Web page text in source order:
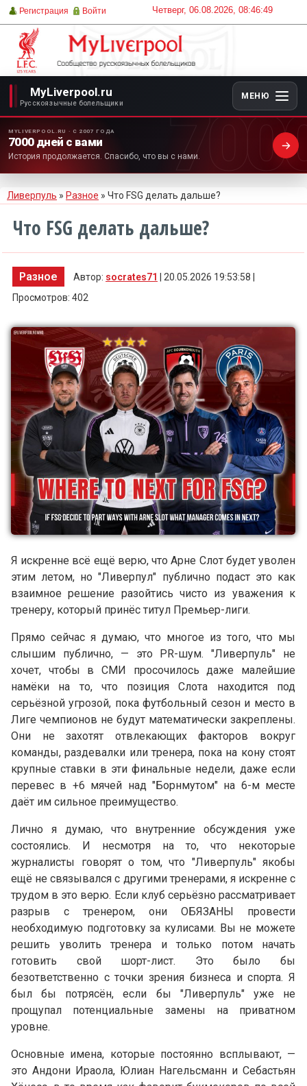
Четверг, 06.08.2026, 08:46:49
Регистрация Войти
MyLiverpool.ru
Русскоязычные болельщики
МЕНЮ
MYLIVERPOOL.RU · С 2007 ГОДА
7000 дней с вами
История продолжается. Спасибо, что вы с нами.
Ливерпуль » Разное » Что FSG делать дальше?
Что FSG делать дальше?
Разное Автор: socrates71
| 20.05.2026 19:53:58 |
Просмотров: 402
Я искренне всё ещё верю, что Арне Слот будет уволен
этим летом, но "Ливерпул" публично подаст это как
взаимное решение разойтись чисто из уважения к
тренеру, который принёс титул Премьер-лиги.
Прямо сейчас я думаю, что многое из того, что мы
слышим публично, — это PR-шум. "Ливерпуль" не
хочет, чтобы в СМИ просочилось даже малейшие
намёки на то, что позиция Слота находится под
серьёзной угрозой, пока футбольный сезон и место в
Лиге чемпионов не будут математически закреплены.
Они не захотят отвлекающих факторов вокруг
команды, раздевалки или тренера, пока на кону стоят
крупные ставки в эти финальные недели, даже если
перевес в +6 мячей над "Борнмутом" на 6-м месте
даёт им сильное преимущество.
Лично я думаю, что внутренние обсуждения уже
состоялись. И несмотря на то, что некоторые
журналисты говорят о том, что "Ливерпуль" якобы
ещё не связывался с другими тренерами, я искренне с
трудом в это верю. Если клуб серьёзно рассматривает
разрыв с тренером, они ОБЯЗАНЫ провести
необходимую подготовку за кулисами. Вы не можете
решить уволить тренера и только потом начать
готовить свой шорт-лист. Это было бы
безответственно с точки зрения бизнеса и спорта. Я
был бы потрясён, если бы "Ливерпуль" уже не
прощупал потенциальные замены на приватном
уровне.
Основные имена, которые постоянно всплывают, —
это Андони Ираола, Юлиан Нагельсманн и Себастьян